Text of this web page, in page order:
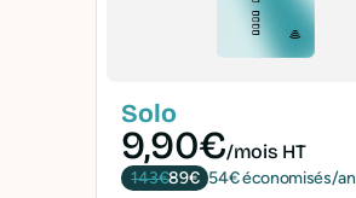
Solo
9,90€/mois HT
143€89€ 54€ économisés/an